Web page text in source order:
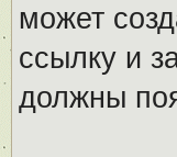
может
ссылку и
должны